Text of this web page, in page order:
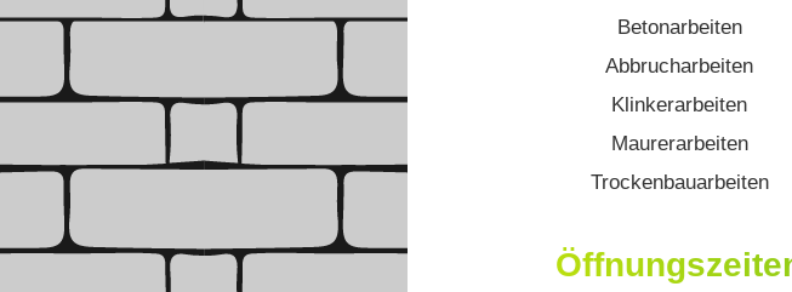
Betonarbeiten
Abbrucharbeiten
Klinkerarbeiten
Maurerarbeiten
Trockenbauarbeiten